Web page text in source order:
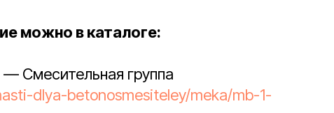
можно в каталоге:
— Смесительная группа
dlya-betonosmesiteley/meka/mb-1-